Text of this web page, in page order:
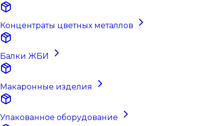
Концентраты цветных металлов
Балки ЖБИ
Макаронные изделия
Упакованное оборудование